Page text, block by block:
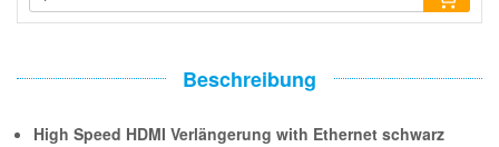
Beschreibung
High Speed HDMI Verlängerung with Ethernet schwarz